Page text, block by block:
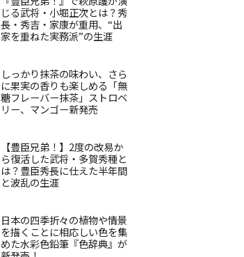
じる武将・小堀正次とは？秀
長・秀吉・家康が重用、“出
家を重ねた実務派”の生涯
しっかり抹茶の味わい、さら
に果実の香りも楽しめる「無
糖フレーバー抹茶」ストロベ
リー、マンゴー新発売
【豊臣兄弟！】2度の改易か
ら復活した武将・多賀秀種と
は？豊臣秀長に仕えた半年間
と波乱の生涯
日本の四季折々の植物や情景
を描くことに相応しい色を集
めた水彩色鉛筆『色辞典』が